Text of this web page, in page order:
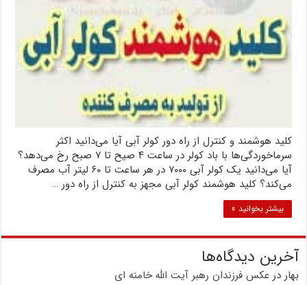
کلید هوشمند و کنترل از راه دور کولر آبی آیا می‌دانید اکثر
سرماخوردگی‌ها با باد کولر در ساعت ۴ صیح تا ۷ صبح رخ می‌دهد؟
آیا می‌دانید یک کولر آبی ۷۰۰۰ در هر ساعت تا ۶۰ لیتر آب مصرف
می‌کند؟ کلید هوشمند کولر آبی مجهز به کنترل از راه دور …
بیشتر بخوانید »
آخرین دیدگاه‌ها
بهار درعکس فرزندان رهبر آیت الله خامنه ای